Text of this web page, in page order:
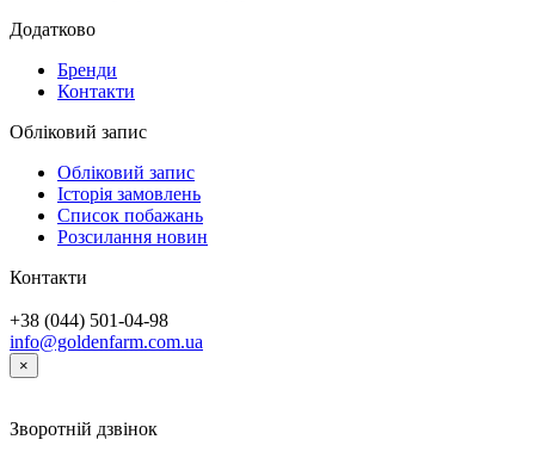
Додатково
Бренди
Контакти
Обліковий запис
Обліковий запис
Історія замовлень
Список побажань
Розсилання новин
Контакти
+38 (044) 501-04-98
info@goldenfarm.com.ua
×
Зворотній дзвінок